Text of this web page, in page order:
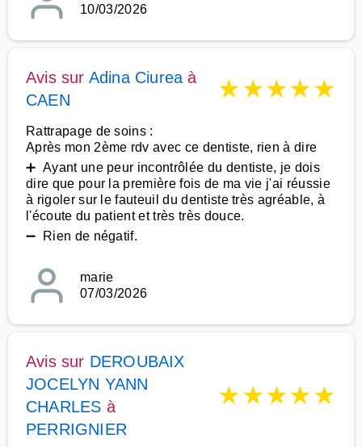
10/03/2026
Avis sur Adina Ciurea à
CAEN
★★★★★
Rattrapage de soins :
Après mon 2ème rdv avec ce dentiste, rien à dire
➕ Ayant une peur incontrôlée du dentiste, je dois
dire que pour la première fois de ma vie j'ai réussie
à rigoler sur le fauteuil du dentiste très agréable, à
l'écoute du patient et très très douce.
➖ Rien de négatif.
marie
07/03/2026
Avis sur DEROUBAIX
JOCELYN YANN
CHARLES à
PERRIGNIER
★★★★★